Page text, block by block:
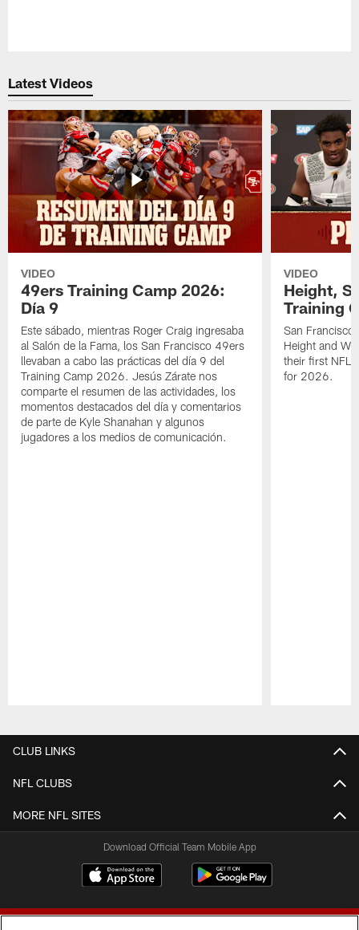
Latest Videos
VIDEO
49ers Training Camp 2026:
Día 9
Este sábado, mientras Roger Craig ingresaba
al Salón de la Fama, los San Francisco 49ers
llevaban a cabo las prácticas del día 9 del
Training Camp 2026. Jesús Zárate nos
comparte el resumen de las actividades, los
momentos destacados del día y comentarios
de parte de Kyle Shanahan y algunos
jugadores a los medios de comunicación.
VIDEO
Height,
Training
San Francisco
Height and
their first NFL
for 2026.
CLUB LINKS
NFL CLUBS
MORE NFL SITES
Download Official Team Mobile App